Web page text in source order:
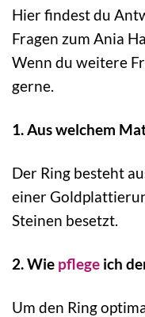
Hier findest du
Fragen zum Ania
Wenn du weitere
gerne.
1. Aus welchem
Der Ring besteht
einer
Steinen besetzt.
2. Wie pflege ich
Um den Ring